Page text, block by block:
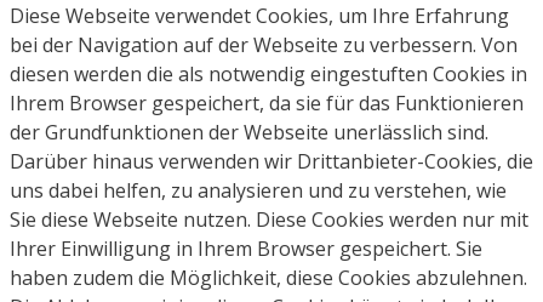
Diese Webseite verwendet Cookies, um Ihre Erfahrung
bei der Navigation auf der Webseite zu verbessern. Von
diesen werden die als notwendig eingestuften Cookies in
Ihrem Browser gespeichert, da sie für das Funktionieren
der Grundfunktionen der Webseite unerlässlich sind.
Darüber hinaus verwenden wir Drittanbieter-Cookies, die
uns dabei helfen, zu analysieren und zu verstehen, wie
Sie diese Webseite nutzen. Diese Cookies werden nur mit
Ihrer Einwilligung in Ihrem Browser gespeichert. Sie
haben zudem die Möglichkeit, diese Cookies abzulehnen.